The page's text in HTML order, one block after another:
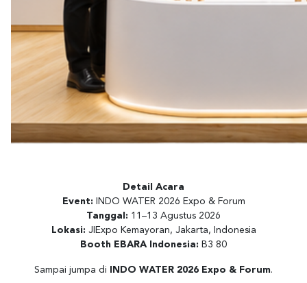
Detail Acara
Event: INDO WATER 2026 Expo & Forum
Tanggal: 11–13 Agustus 2026
Lokasi: JIExpo Kemayoran, Jakarta, Indonesia
Booth EBARA Indonesia: B3 80
Sampai jumpa di INDO WATER 2026 Expo & Forum.